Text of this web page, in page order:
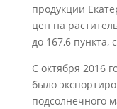
продукции
цен на
до 167,6 пункта,
С октября 2016
было
подсолнечного